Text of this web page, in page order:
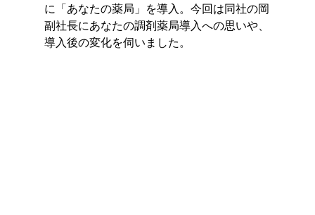
に「あなたの薬局」を導入。今回は同社の岡
副社長にあなたの調剤薬局導入への思いや、
導入後の変化を伺いました。